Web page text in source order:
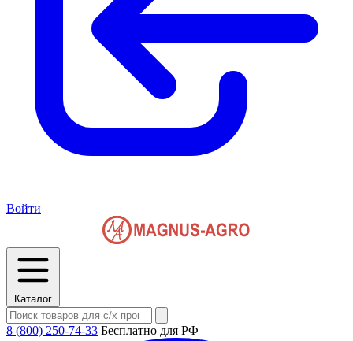
Войти
Каталог
8 (800) 250-74-33 Бесплатно для РФ